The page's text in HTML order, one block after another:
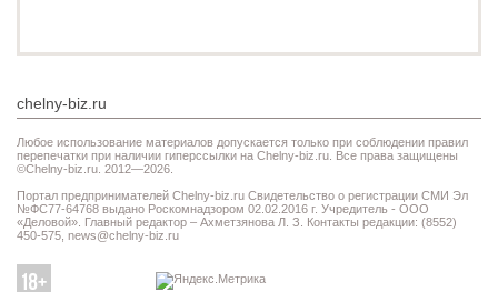
chelny-biz.ru
Любое использование материалов допускается только при соблюдении правил
перепечатки при наличии гиперссылки на Chelny-biz.ru. Все права защищены
©Chelny-biz.ru. 2012—2026.
Портал предпринимателей Chelny-biz.ru Свидетельство о регистрации СМИ Эл
№ФС77-64768 выдано Роскомнадзором 02.02.2016 г. Учредитель - ООО
«Деловой». Главный редактор – Ахметзянова Л. З. Контакты редакции: (8552)
450-575, news@chelny-biz.ru